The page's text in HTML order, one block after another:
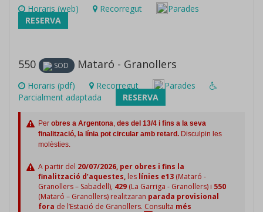
Horaris (web) Recorregut
Parades
RESERVA
550 SOD Mataró - Granollers
Horaris (pdf) Recorregut
Parades
Parcialment adaptada
RESERVA
Per obres a Argentona des del 13/4 i fins a la seva
finalització, la línia pot circular amb retard. Disculpin les
molèsties.
A partir del 20/07/2026, per obres i fins la
finalització d’aquestes, les línies e13 (Mataró -
Granollers – Sabadell), 429 (La Garriga - Granollers) i 550
(Mataró – Granollers) realitzaran parada provisional
fora de l’Estació de Granollers. Consulta més